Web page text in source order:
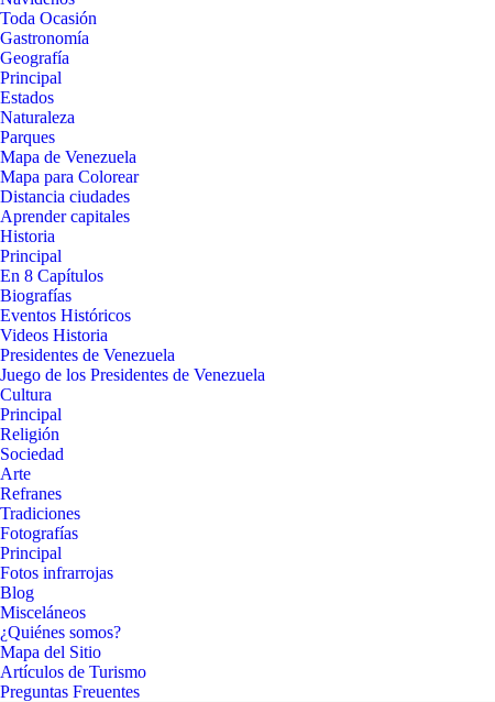
Toda Ocasión
Gastronomía
Geografía
Principal
Estados
Naturaleza
Parques
Mapa de Venezuela
Mapa para Colorear
Distancia ciudades
Aprender capitales
Historia
Principal
En 8 Capítulos
Biografías
Eventos Históricos
Videos Historia
Presidentes de Venezuela
Juego de los Presidentes de Venezuela
Cultura
Principal
Religión
Sociedad
Arte
Refranes
Tradiciones
Fotografías
Principal
Fotos infrarrojas
Blog
Misceláneos
¿Quiénes somos?
Mapa del Sitio
Artículos de Turismo
Preguntas Freuentes